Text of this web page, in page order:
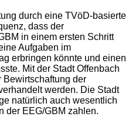
durch eine TVöD-basierte
dass der
in einem ersten Schritt
Aufgaben im
erbringen könnte und einen
Mit der Stadt Offenbach
Bewirtschaftung der
werden. Die Stadt
natürlich auch wesentlich
der EEG/GBM zahlen.